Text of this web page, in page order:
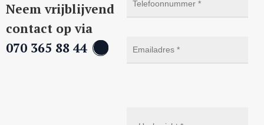
Neem vrijblijvend
contact op via
070 365 88 44